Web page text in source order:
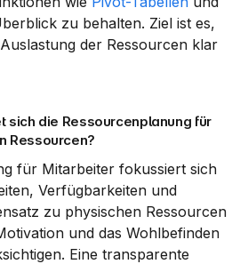
zu behalten. Ziel ist es,
der Ressourcen klar
sich die Ressourcenplanung für
Ressourcen?
für Mitarbeiter fokussiert sich
Verfügbarkeiten und
zu physischen Ressourcen
und das Wohlbefinden
Eine transparente